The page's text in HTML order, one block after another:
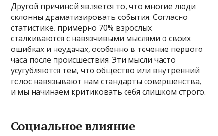
Другой причиной является то, что многие люди
склонны драматизировать события. Согласно
статистике, примерно 70% взрослых
сталкиваются с навязчивыми мыслями о своих
ошибках и неудачах, особенно в течение первого
часа после происшествия. Эти мысли часто
усугубляются тем, что общество или внутренний
голос навязывают нам стандарты совершенства,
и мы начинаем критиковать себя слишком строго.
Социальное влияние